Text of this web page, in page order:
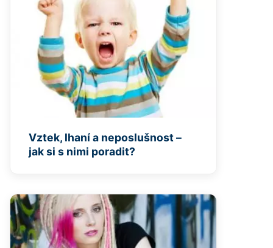
Vztek, lhaní a neposlušnost –
jak si s nimi poradit?